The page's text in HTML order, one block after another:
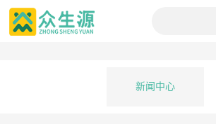
新闻中心